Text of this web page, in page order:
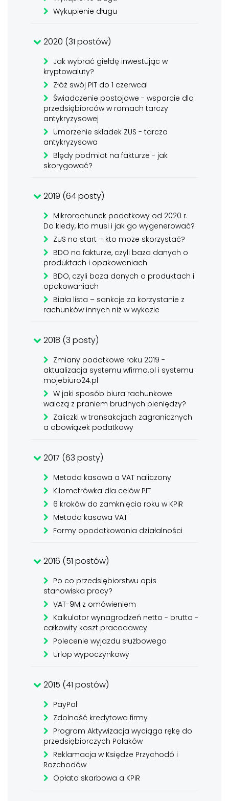
Wykupienie długu
2020 (31 postów)
Jak wybrać giełdę inwestując w
kryptowaluty?
Złóż swój PIT do 1 czerwca!
Świadczenie postojowe - wsparcie dla
przedsiębiorców w ramach tarczy
antykryzysowej
Umorzenie składek ZUS - tarcza
antykryzysowa
Błędy podmiot na fakturze - jak
skorygować?
2019 (64 posty)
Mikrorachunek podatkowy od 2020 r.
Do kiedy, kto musi i jak go wygenerować?
ZUS na start – kto może skorzystać?
BDO na fakturze, czyli baza danych o
produktach i opakowaniach
BDO, czyli baza danych o produktach i
opakowaniach
Biała lista – sankcje za korzystanie z
rachunków innych niż w wykazie
2018 (3 posty)
Zmiany podatkowe roku 2019 -
aktualizacja systemu wfirma.pl i systemu
mojebiuro24.pl
W jaki sposób biura rachunkowe
walczą z praniem brudnych pieniędzy?
Zaliczki w transakcjach zagranicznych
a obowiązek podatkowy
2017 (63 posty)
Metoda kasowa a VAT naliczony
Kilometrówka dla celów PIT
6 kroków do zamknięcia roku w KPiR
Metoda kasowa VAT
Formy opodatkowania działalności
2016 (51 postów)
Po co przedsiębiorstwu opis
stanowiska pracy?
VAT-9M z omówieniem
Kalkulator wynagrodzeń netto - brutto -
całkowity koszt pracodawcy
Polecenie wyjazdu służbowego
Urlop wypoczynkowy
2015 (41 postów)
PayPal
Zdolność kredytowa firmy
Program Aktywizacja wyciąga rękę do
przedsiębiorczych Polaków
Reklamacja w Księdze Przychodó i
Rozchodów
Opłata skarbowa a KPiR